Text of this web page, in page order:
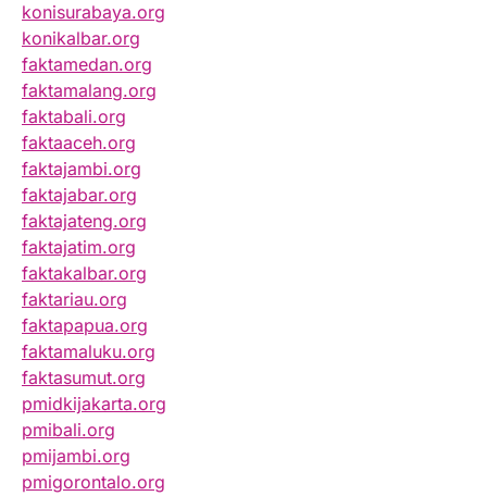
konisurabaya.org
konikalbar.org
faktamedan.org
faktamalang.org
faktabali.org
faktaaceh.org
faktajambi.org
faktajabar.org
faktajateng.org
faktajatim.org
faktakalbar.org
faktariau.org
faktapapua.org
faktamaluku.org
faktasumut.org
pmidkijakarta.org
pmibali.org
pmijambi.org
pmigorontalo.org